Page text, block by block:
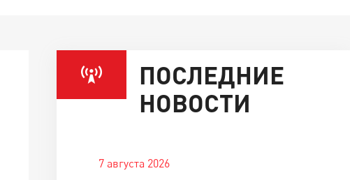
ПОСЛЕДНИЕ
НОВОСТИ
7 августа 2026